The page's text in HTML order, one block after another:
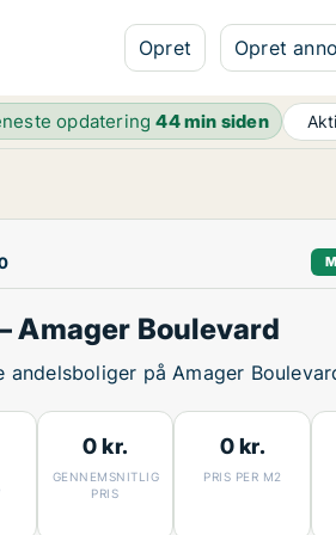
Opret Opret
opdatering44 min siden
Amager Boulevard
på Amager
0 kr.
GENNEMSNITLIG
PRIS
0 kr.
PRIS PER M2